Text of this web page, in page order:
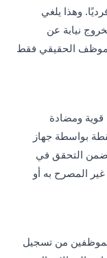
وهذا يلغي
نيابة عن
الحقيقي فقط
قوية ومضادة
بواسطة جهاز
يضمن التحقق في
المصرح به أو
من تسجيل